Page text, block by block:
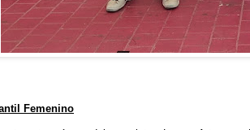
Femenino